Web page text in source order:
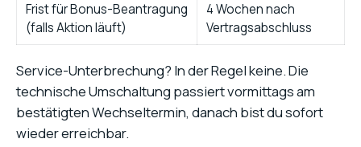
Frist für Bonus-Beantragung
(falls Aktion läuft)
4 Wochen nach
Vertragsabschluss
Service-Unterbrechung? In der Regel keine. Die
technische Umschaltung passiert vormittags am
bestätigten Wechseltermin, danach bist du sofort
wieder erreichbar.